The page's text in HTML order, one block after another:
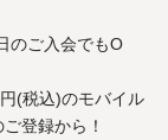
のご入会でもO
(税込)のモバイル
登録から！